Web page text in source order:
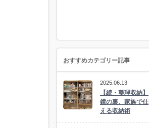
おすすめカテゴリー記事
2025.06.13
【続・整理収納】
鏡の裏、家族で仕
える収納術